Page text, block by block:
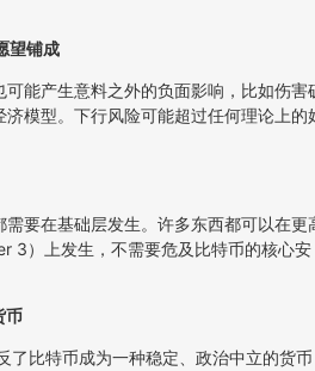
望铺成
能产生意料之外的负面影响，比如伤害
模型。下行风险可能超过任何理论上的
要在基础层发生。许多东西都可以在更
3）上发生，不需要危及比特币的核心安
币
了比特币成为一种稳定、政治中立的货币